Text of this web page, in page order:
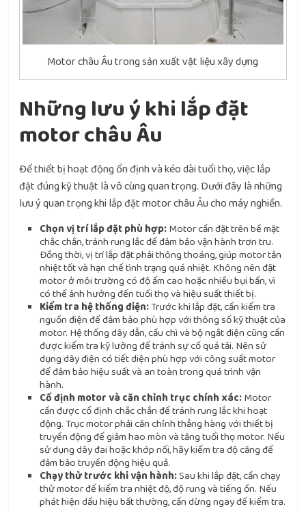
Motor châu Âu trong sản xuất vật liệu xây dựng
Những lưu ý khi lắp đặt
motor châu Âu
Để thiết bị hoạt động ổn định và kéo dài tuổi thọ, việc lắp
đặt đúng kỹ thuật là vô cùng quan trọng. Dưới đây là những
lưu ý quan trọng khi lắp đặt motor châu Âu cho máy nghiền.
Chọn vị trí lắp đặt phù hợp:Motor cần đặt trên bề mặt
chắc chắn, tránh rung lắc để đảm bảo vận hành trơn tru.
Đồng thời, vị trí lắp đặt phải thông thoáng, giúp motor tản
nhiệt tốt và hạn chế tình trạng quá nhiệt. Không nên đặt
motor ở môi trường có độ ẩm cao hoặc nhiều bụi bẩn, vì
có thể ảnh hưởng đến tuổi thọ và hiệu suất thiết bị.
Kiểm tra hệ thống điện:Trước khi lắp đặt, cần kiểm tra
nguồn điện để đảm bảo phù hợp với thông số kỹ thuật của
motor. Hệ thống dây dẫn, cầu chì và bộ ngắt điện cũng cần
được kiểm tra kỹ lưỡng để tránh sự cố quá tải. Nên sử
dụng dây điện có tiết diện phù hợp với công suất motor
để đảm bảo hiệu suất và an toàn trong quá trình vận
hành.
Cố định motor và căn chỉnh trục chính xác:Motor
cần được cố định chắc chắn để tránh rung lắc khi hoạt
động. Trục motor phải căn chỉnh thẳng hàng với thiết bị
truyền động để giảm hao mòn và tăng tuổi thọ motor. Nếu
sử dụng dây đai hoặc khớp nối, hãy kiểm tra độ căng để
đảm bảo truyền động hiệu quả.
Chạy thử trước khi vận hành:Sau khi lắp đặt, cần chạy
thử motor để kiểm tra nhiệt độ, độ rung và tiếng ồn. Nếu
phát hiện dấu hiệu bất thường, cần dừng ngay để kiểm tra.